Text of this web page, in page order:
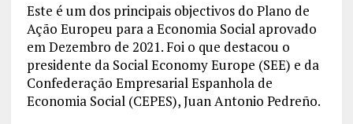
Este é um dos principais objectivos do Plano de
Ação Europeu para a Economia Social aprovado
em Dezembro de 2021. Foi o que destacou o
presidente da Social Economy Europe (SEE) e da
Confederação Empresarial Espanhola de
Economia Social (CEPES), Juan Antonio Pedreño.